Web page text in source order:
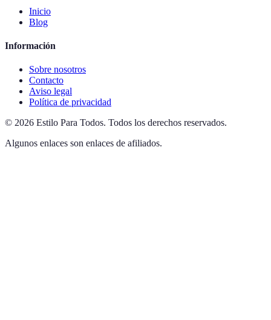
Inicio
Blog
Información
Sobre nosotros
Contacto
Aviso legal
Política de privacidad
© 2026 Estilo Para Todos. Todos los derechos reservados.
Algunos enlaces son enlaces de afiliados.